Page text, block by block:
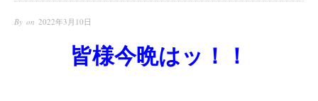
By on 2022年3月10日
皆様今晩はッ！！